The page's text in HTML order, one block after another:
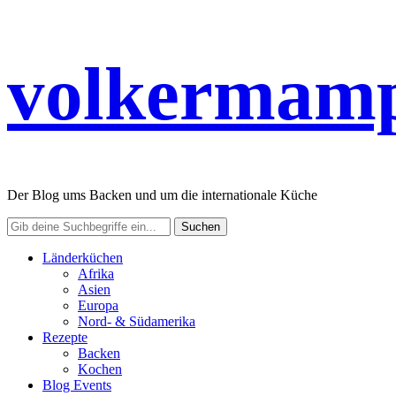
Der Blog ums Backen und um die internationale Küche
Länderküchen
Afrika
Asien
Europa
Nord- & Südamerika
Rezepte
Backen
Kochen
Blog Events